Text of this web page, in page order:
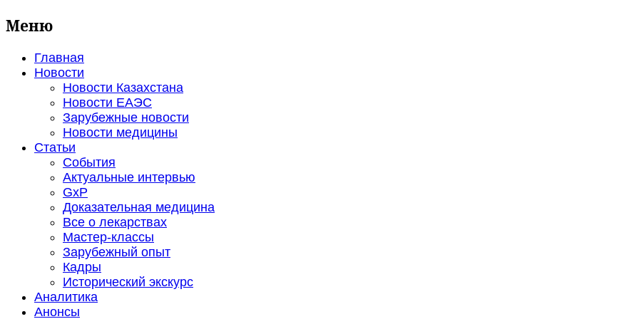
Меню
Главная
Новости
Новости Казахстана
Новости ЕАЭС
Зарубежные новости
Новости медицины
Статьи
События
Актуальные интервью
GxP
Доказательная медицина
Все о лекарствах
Мастер-классы
Зарубежный опыт
Кадры
Исторический экскурс
Аналитика
Анонсы